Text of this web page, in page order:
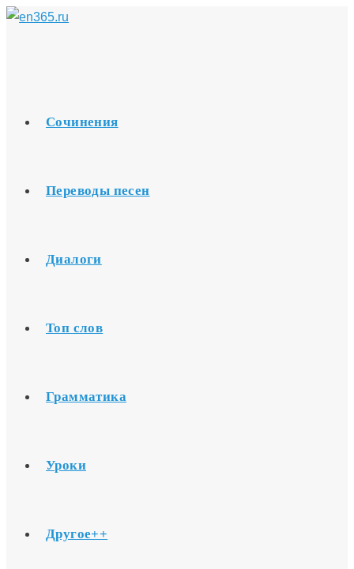
Перейти
Сочинения
Переводы песен
Диалоги
Топ слов
Грамматика
Уроки
Другое++